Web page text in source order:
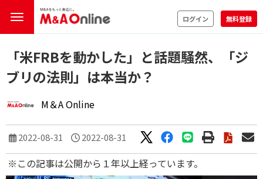
ログイン 無料登録
「米FRBを動かした」と話題騒然、「ジ
ブリの法則」は本当か？
M＆A Online
2022-08-31 2022-08-31
※この記事は公開から１年以上経っています。